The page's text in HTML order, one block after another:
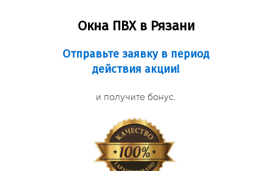
Окна ПВХ в Рязани
Отправьте заявку в период
действия акции!
и получите бонус.